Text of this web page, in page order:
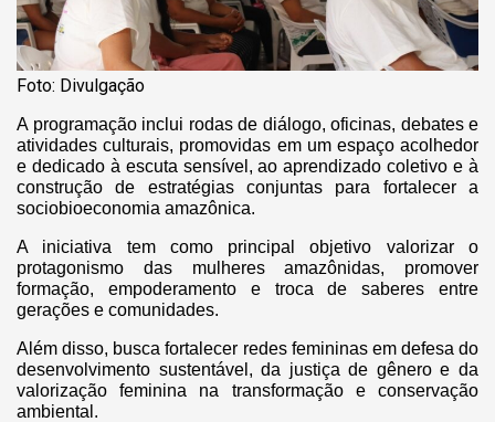
Foto: Divulgação
A programação inclui rodas de diálogo, oficinas, debates e
atividades culturais, promovidas em um espaço acolhedor
e dedicado à escuta sensível, ao aprendizado coletivo e à
construção de estratégias conjuntas para fortalecer a
sociobioeconomia amazônica.
A iniciativa tem como principal objetivo valorizar o
protagonismo das mulheres amazônidas, promover
formação, empoderamento e troca de saberes entre
gerações e comunidades.
Além disso, busca fortalecer redes femininas em defesa do
desenvolvimento sustentável, da justiça de gênero e da
valorização feminina na transformação e conservação
ambiental.